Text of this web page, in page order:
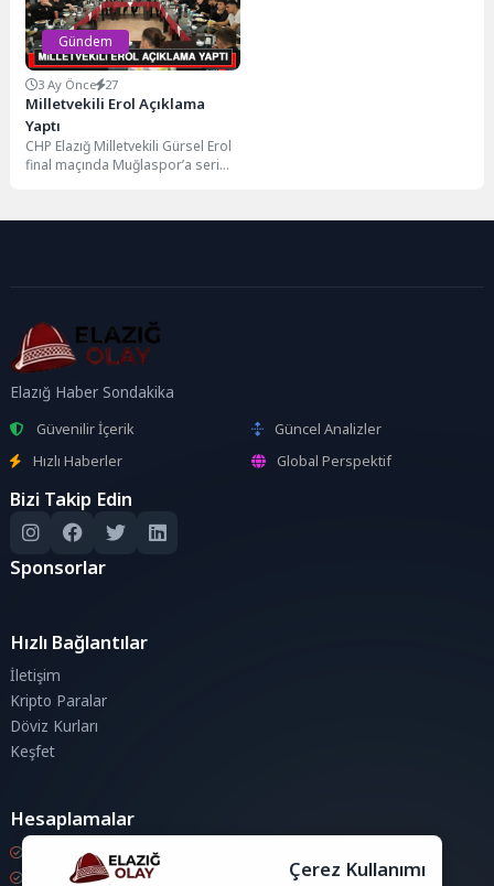
Gündem
3 Ay Önce 27
Milletvekili Erol Açıklama
Yaptı
CHP Elazığ Milletvekili Gürsel Erol
final maçında Muğlaspor’a seri
Elazığ Haber Sondakika
Güvenilir İçerik
Güncel Analizler
Hızlı Haberler
Global Perspektif
Bizi Takip Edin
Sponsorlar
Hızlı Bağlantılar
İletişim
Kripto Paralar
Döviz Kurları
Keşfet
Hesaplamalar
Kripto Para Hesaplama
Döviz Hesaplama
Çerez Kullanımı